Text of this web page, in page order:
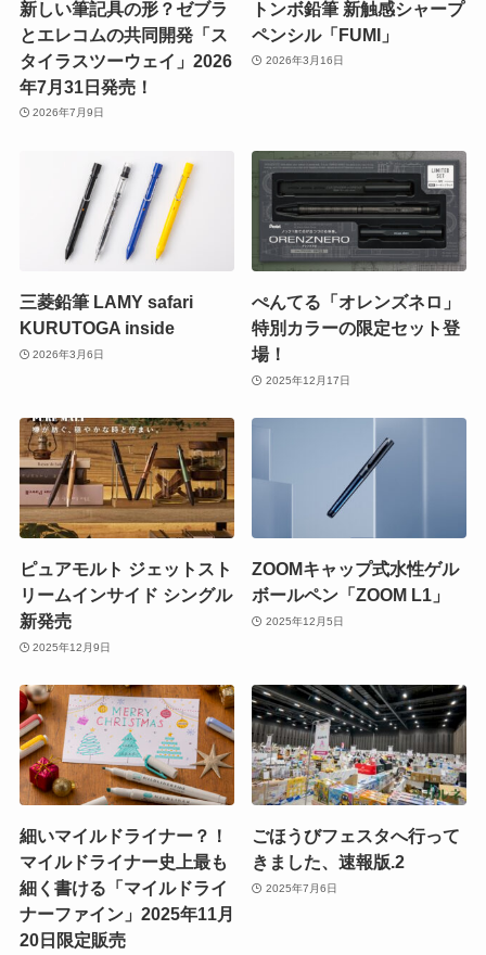
新しい筆記具の形？ゼブラ
とエレコムの共同開発「ス
タイラスツーウェイ」2026
年7月31日発売！
2026年7月9日
トンボ鉛筆 新触感シャープ
ペンシル「FUMI」
2026年3月16日
三菱鉛筆 LAMY safari
KURUTOGA inside
2026年3月6日
ぺんてる「オレンズネロ」
特別カラーの限定セット登
場！
2025年12月17日
ピュアモルト ジェットスト
リームインサイド シングル
新発売
2025年12月9日
ZOOMキャップ式水性ゲル
ボールペン「ZOOM L1」
2025年12月5日
細いマイルドライナー？！
マイルドライナー史上最も
細く書ける「マイルドライ
ナーファイン」2025年11月
20日限定販売
ごほうびフェスタへ行って
きました、速報版.2
2025年7月6日